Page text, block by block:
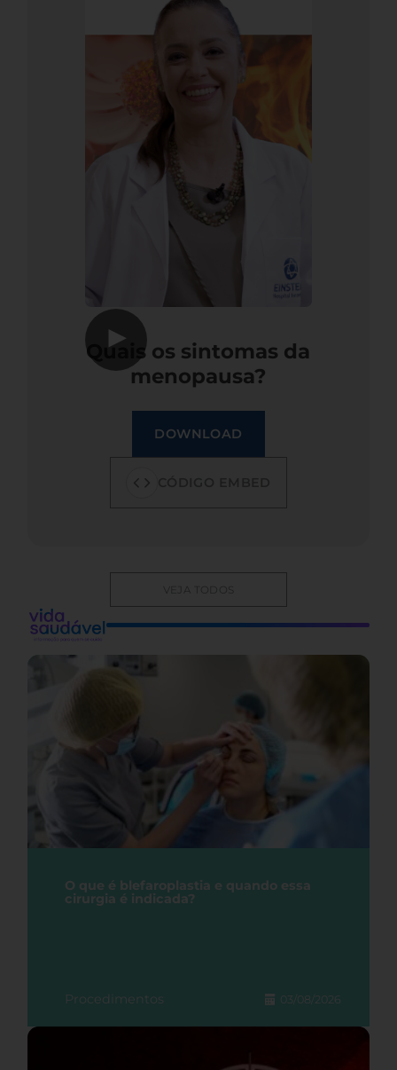
▶
Quais os sintomas da
menopausa?
DOWNLOAD
VEJA TODOS
O que é blefaroplastia e quando essa
cirurgia é indicada?
Procedimentos 03/08/2026